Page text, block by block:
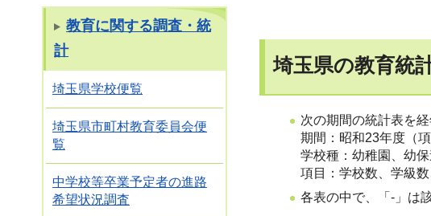
教育に関する調査・統
計
埼玉県学校便覧
埼玉県市町村教育委員会便
覧
中学校等卒業予定者の進路
希望状況調査
埼玉県の教育統
次の期間の統計表を
期間：昭和23年度（
学校種：幼稚園、幼
項目：学校数、学級
各表の中で、「-」は